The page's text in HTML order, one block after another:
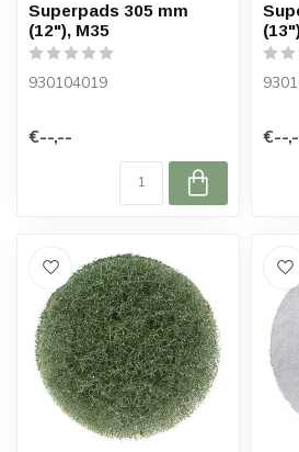
Superpads 305 mm
(12"), M35
930104019
€--,-- €--